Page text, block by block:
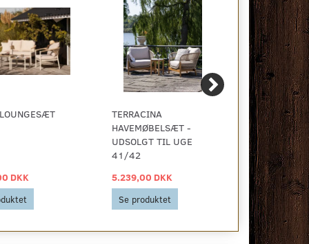
DKK
TERRACINA
HAVEMØBELSÆT -
UDSOLGT TIL UGE
41/42
5.239,00 DKK
Se produktet
SPISEBORD
3.269,00
Se